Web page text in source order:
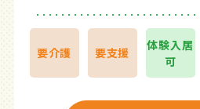
要介護 要支援
体験入居
可